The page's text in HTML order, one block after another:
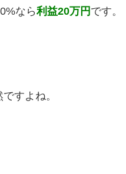
なら利益20万円 です。
すよね。